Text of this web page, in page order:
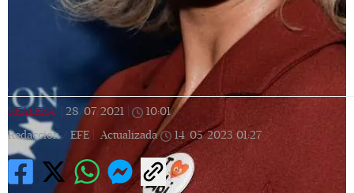
REALEZA 28/07/2021 10:01 |
Redacción / EFE |
Actualizada 14/05/2023 01:27